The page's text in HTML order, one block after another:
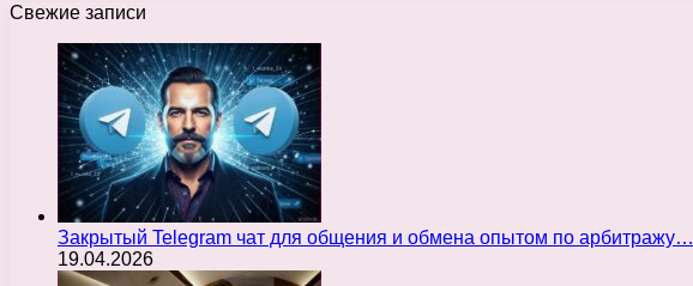
Свежие записи
Закрытый Telegram чат для общения и обмена опытом по арбитражу…
19.04.2026